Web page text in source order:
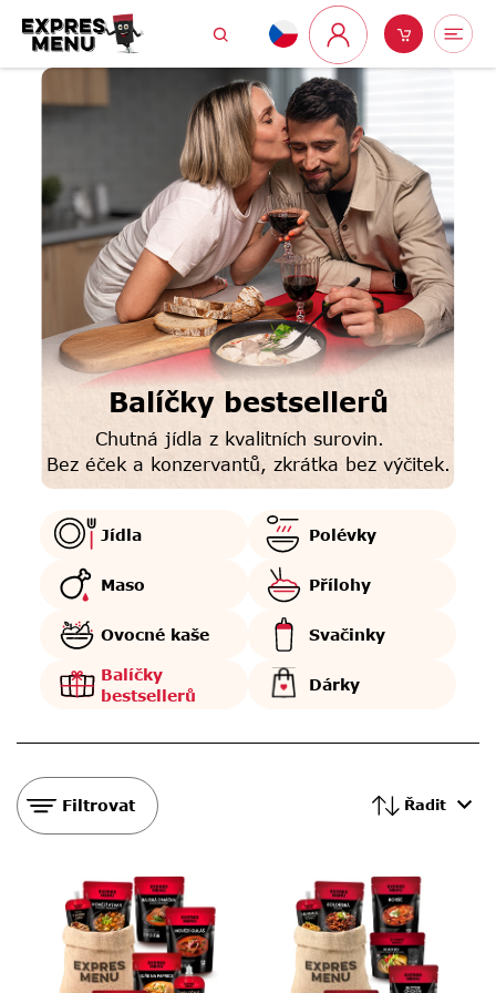
obsah
Hledat
Přihlášení
Nákupní
košík
Balíčky bestsellerů
Chutná jídla z kvalitních surovin.
Bez éček a konzervantů, zkrátka bez výčitek.
Jídla Polévky
Maso Přílohy
Ovocné kaše Svačinky
Balíčky
bestsellerů
Dárky
Filtrovat Řadit